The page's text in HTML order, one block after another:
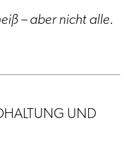
– aber nicht alle.
UND